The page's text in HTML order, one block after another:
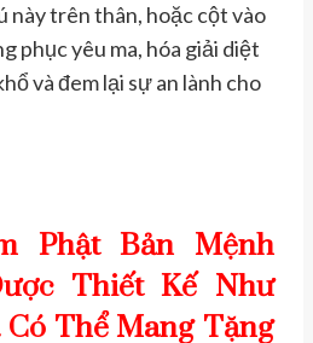
này trên thân, hoặc cột vào
phục yêu ma, hóa giải diệt
và đem lại sự an lành cho
Phật Bản Mệnh
Thiết Kế Như
Thể Mang Tặng